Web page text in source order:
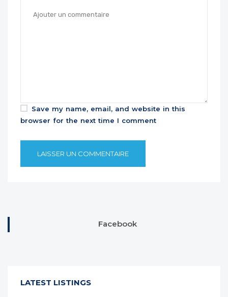
Save my name, email, and website in this
browser for the next time I comment
Facebook
LATEST LISTINGS